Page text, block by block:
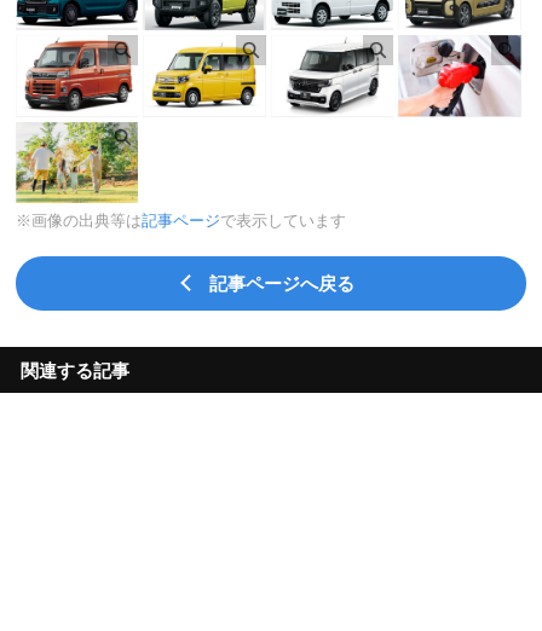
※画像の出典等は記事ページで表示しています
記事ページへ戻る
関連する記事